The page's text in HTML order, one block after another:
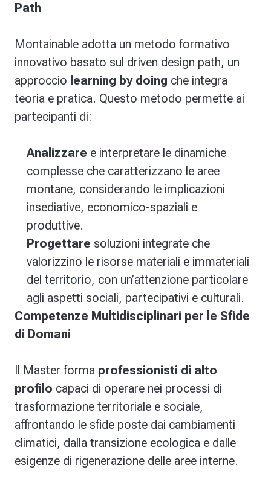
Path
Montainable adotta un metodo formativo
innovativo basato sul driven design path, un
approccio learning by doing che integra
teoria e pratica. Questo metodo permette ai
partecipanti di:
Analizzare e interpretare le dinamiche
complesse che caratterizzano le aree
montane, considerando le implicazioni
insediative, economico-spaziali e
produttive.
Progettare soluzioni integrate che
valorizzino le risorse materiali e immateriali
del territorio, con un’attenzione particolare
agli aspetti sociali, partecipativi e culturali.
Competenze Multidisciplinari per le Sfide
di Domani
Il Master forma professionisti di alto
profilo capaci di operare nei processi di
trasformazione territoriale e sociale,
affrontando le sfide poste dai cambiamenti
climatici, dalla transizione ecologica e dalle
esigenze di rigenerazione delle aree interne.